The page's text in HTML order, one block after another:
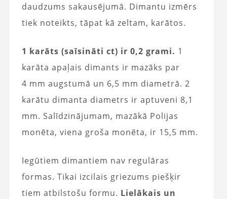
daudzums sakausējumā. Dimantu izmērs
tiek noteikts, tāpat kā zeltam, karātos.
1 karāts (saīsināti ct) ir 0,2 grami. 1
karāta apaļais dimants ir mazāks par
4 mm augstumā un 6,5 mm diametrā. 2
karātu dimanta diametrs ir aptuveni 8,1
mm. Salīdzinājumam, mazākā Polijas
monēta, viena groša monēta, ir 15,5 mm.
Iegūtiem dimantiem nav regulāras
formas. Tikai izcilais griezums piešķir
tiem atbilstošu formu. Lielākais un